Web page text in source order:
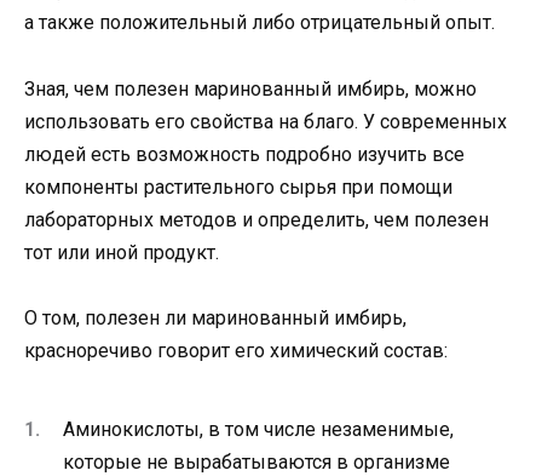
а также положительный либо отрицательный опыт.
Зная, чем полезен маринованный имбирь, можно
использовать его свойства на благо. У современных
людей есть возможность подробно изучить все
компоненты растительного сырья при помощи
лабораторных методов и определить, чем полезен
тот или иной продукт.
О том, полезен ли маринованный имбирь,
красноречиво говорит его химический состав:
Аминокислоты, в том числе незаменимые,
которые не вырабатываются в организме